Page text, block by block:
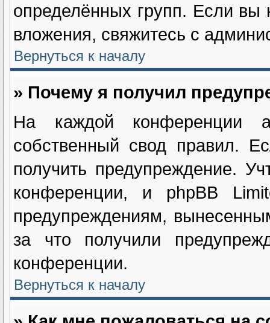
определённых групп. Если вы
вложения, свяжитесь с
Вернуться к началу
» Почему я получил
На каждой конференции
собственный свод правил.
получить предупреждение.
конференции, и phpBB
предупреждениям,
за что получили
конференции.
Вернуться к началу